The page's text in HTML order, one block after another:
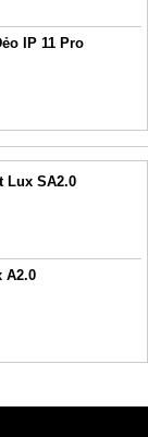
IP 11 Pro
Lux SA2.0
A2.0